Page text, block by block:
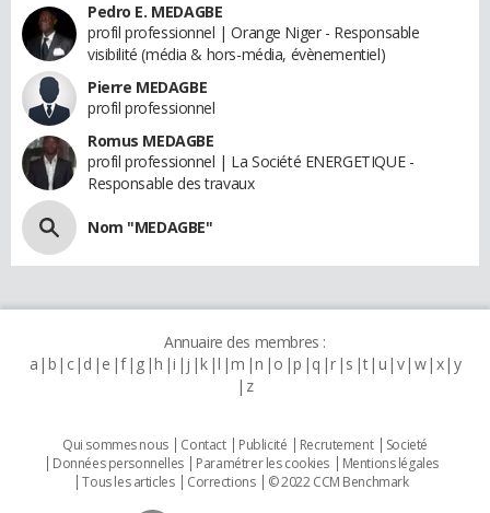
Pedro E. MEDAGBE
profil professionnel | Orange Niger - Responsable
visibilité (média & hors-média, évènementiel)
Pierre MEDAGBE
profil professionnel
Romus MEDAGBE
profil professionnel | La Société ENERGETIQUE -
Responsable des travaux
Nom "MEDAGBE"
Annuaire des membres :
a b c d e f g h i j k l m n o p q r s t u v w x y
z
Qui sommes nous Contact Publicité Recrutement
Societé
Données personnelles
Paramétrer les cookies
Mentions légales
Tous les articles
Corrections © 2022 CCM Benchmark